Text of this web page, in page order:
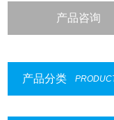
产品咨询
产品分类